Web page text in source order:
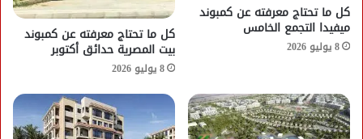
كل ما تحتاج معرفته عن كمبوند
ميفيدا التجمع الخامس
8 يوليو 2026
كل ما تحتاج معرفته عن كمبوند
بيت المصرية حدائق أكتوبر
8 يوليو 2026